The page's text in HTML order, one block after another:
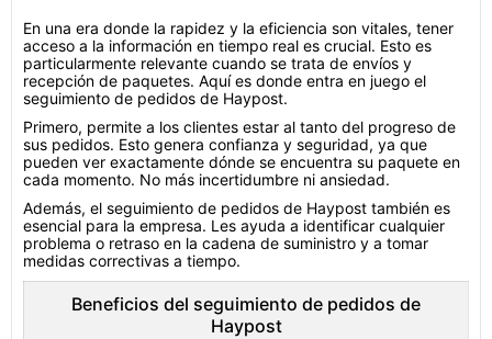
En una era donde la rapidez y la eficiencia son vitales, tener
acceso a la información en tiempo real es crucial. Esto es
particularmente relevante cuando se trata de envíos y
recepción de paquetes. Aquí es donde entra en juego el
seguimiento de pedidos de Haypost.
Primero, permite a los clientes estar al tanto del progreso de
sus pedidos. Esto genera confianza y seguridad, ya que
pueden ver exactamente dónde se encuentra su paquete en
cada momento. No más incertidumbre ni ansiedad.
Además, el seguimiento de pedidos de Haypost también es
esencial para la empresa. Les ayuda a identificar cualquier
problema o retraso en la cadena de suministro y a tomar
medidas correctivas a tiempo.
Beneficios del seguimiento de pedidos de
Haypost